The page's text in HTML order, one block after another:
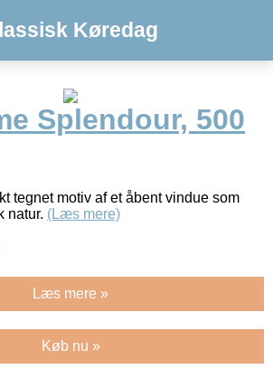
Køredag
Splendour, 500
tegnet motiv af et åbent vindue som
natur. (Læs mere)
Læs mere »
Køb nu »